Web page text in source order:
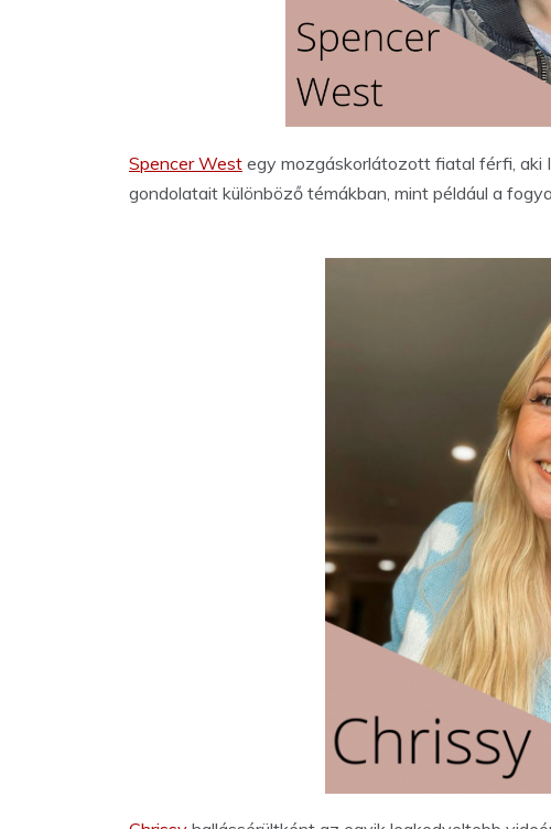
Spencer West egy mozgáskorlátozott fiatal férfi, aki
gondolatait különböző témákban, mint például a